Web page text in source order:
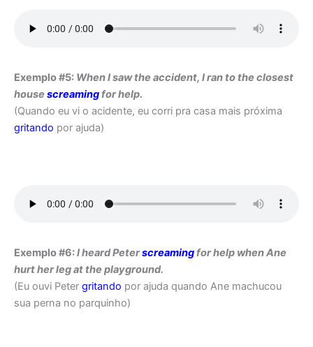
Exemplo #5: When I saw the accident, I ran to the closest
house screamingfor help.
(Quando eu vi o acidente, eu corri pra casa mais próxima
gritando por ajuda)
Exemplo #6:I heard Peterscreamingfor help when Ane
hurt her leg at the playground.
(Eu ouvi Peter gritando por ajuda quando Ane machucou
sua perna no parquinho)